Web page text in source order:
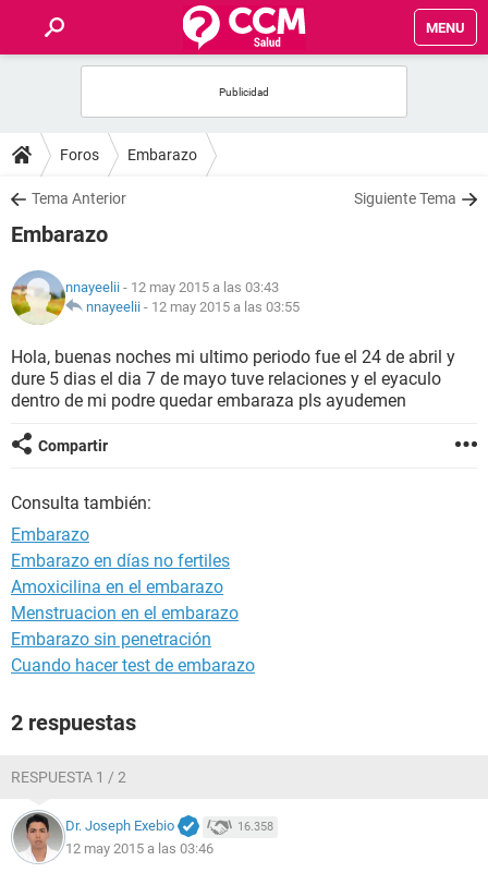
MENU
FOROS
SALUD
NUTRICIÓN
BIENESTAR
Foros Embarazo
Tema Anterior Siguiente Tema
Embarazo
nnayeelii - 12 may 2015 a las 03:43
nnayeelii - 12 may 2015 a las 03:55
Hola, buenas noches mi ultimo periodo fue el 24 de abril y
dure 5 dias el dia 7 de mayo tuve relaciones y el eyaculo
dentro de mi podre quedar embaraza pls ayudemen
Compartir
Consulta también:
Embarazo
Embarazo en días no fertiles
Amoxicilina en el embarazo
Menstruacion en el embarazo
Embarazo sin penetración
Cuando hacer test de embarazo
2 respuestas
RESPUESTA 1 / 2
Dr. Joseph Exebio 16.358
12 may 2015 a las 03:46